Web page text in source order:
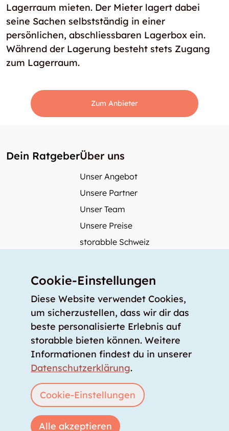
Lagerraum mieten. Der Mieter lagert dabei
seine Sachen selbstständig in einer
persönlichen, abschliessbaren Lagerbox ein.
Während der Lagerung besteht stets Zugang
zum Lagerraum.
Zum Anbieter
Dein RatgeberÜber uns
Unser Angebot
Unsere Partner
Unser Team
Unsere Preise
storabble Schweiz
Mehr über storabble
Medienbeiträge
Wie gross muss ein Lagerraum sein?
Was kostet ein Lagerraum?
Für Lageranbieter
Anmelden Lagerraum inserieren
Cookie-Einstellungen
Diese Website verwendet Cookies,
um sicherzustellen, dass wir dir das
beste personalisierte Erlebnis auf
storabble bieten können. Weitere
Informationen findest du in unserer
Datenschutzerklärung.
Cookie-Einstellungen
Alle akzeptieren